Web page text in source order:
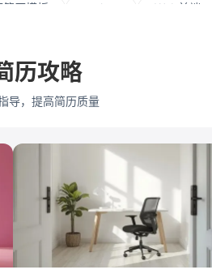
简历模板 python Web前端
贸易 商务拓展
中山大学
融 咨询
历攻略
导，提高简历质量